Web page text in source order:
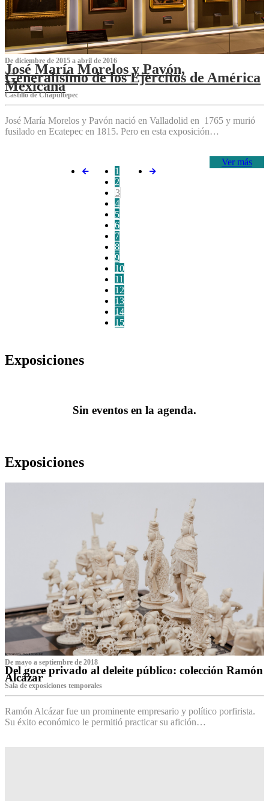
De diciembre de 2015 a abril de 2016
José María Morelos y Pavón,
Generalísimo de los Ejércitos de América
Mexicana
C‌astillo de Chapultepec
José María Morelos y Pavón nació en Valladolid en 1765 y murió
fusilado en Ecatepec en 1815. Pero en esta exposición…
Ver más
1
2
3
4
5
6
7
8
9
10
11
12
13
14
15
Exposiciones
Sin eventos en la agenda.
Exposiciones
De mayo a septiembre de 2018
Del goce privado al deleite público: colección Ramón
Alcázar
Sala de exposiciones temporales
Ramón Alcázar fue un prominente empresario y político porfirista.
Su éxito económico le permitió practicar su afición…